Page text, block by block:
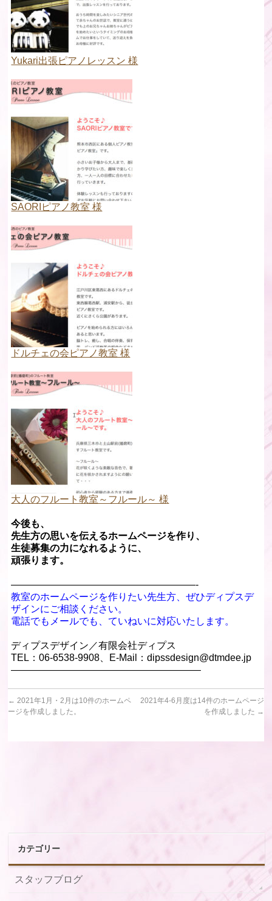
Yukari出張ピアノレッスン 様
SAORIピアノ教室 様
ドルチェの会ピアノ教室 様
大人のフルート教室～フルール～ 様
今後も、
先生方の思いを伝えるホームページを作り、
生徒募集の力になれるように、
頑張ります。
———————————————————-
教室のホームページを作りたい先生方、ぜひディプスデ
ザインにご相談ください。
電話でもメールでも、ていねいに対応いたします。
ディプスデザイン／有限会社ディプス
TEL：06-6538-9908、E-Mail：dipssdesign@dtmdee.jp
———————————————————–
← 2021年1月・2月は10件のホームペ
ージを作成しました。
2021年4-6月度は14件のホームページ
を作成しました →
カテゴリー
スタッフブログ